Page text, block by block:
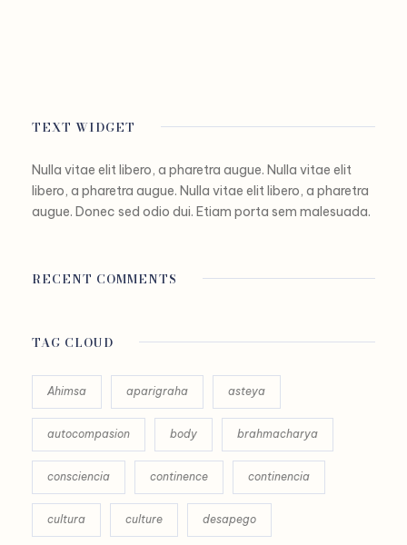
TEXT WIDGET
Nulla vitae elit libero, a pharetra augue. Nulla vitae elit
libero, a pharetra augue. Nulla vitae elit libero, a pharetra
augue. Donec sed odio dui. Etiam porta sem malesuada.
RECENT COMMENTS
TAG CLOUD
Ahimsa aparigraha asteya
autocompasion body brahmacharya
consciencia continence continencia
cultura culture desapego